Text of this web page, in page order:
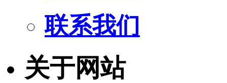
联系我们
关于网站